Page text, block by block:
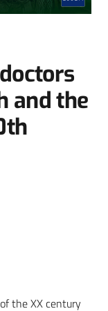
and the
the XX century